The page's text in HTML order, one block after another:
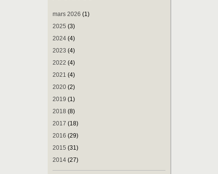
mars 2026 (1)
2025 (3)
2024 (4)
2023 (4)
2022 (4)
2021 (4)
2020 (2)
2019 (1)
2018 (8)
2017 (18)
2016 (29)
2015 (31)
2014 (27)